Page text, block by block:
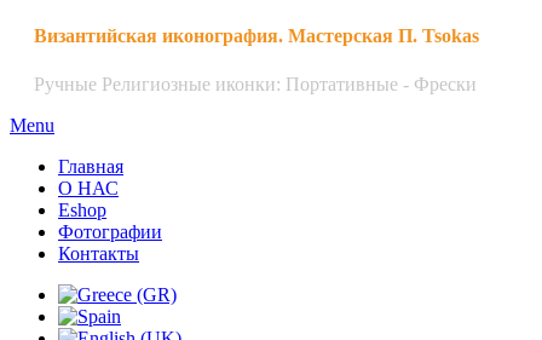
Византийская иконография. Мастерская П. Tsokas
Ручные Религиозные иконки: Портативные - Фрески
Menu
Главная
О НАС
Eshop
Фотографии
Контакты